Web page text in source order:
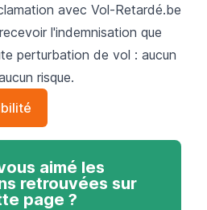
avec Vol-Retardé.be
l'indemnisation que
perturbation de vol : aucun
risque.
aimé les
retrouvées sur
page ?